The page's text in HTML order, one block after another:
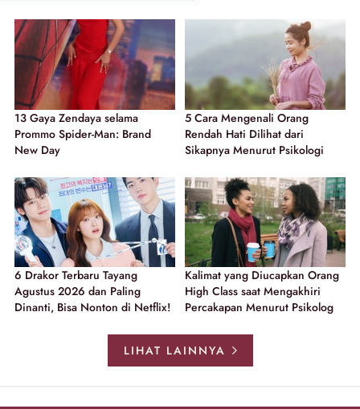
13 Gaya Zendaya selama
Prommo Spider-Man: Brand
New Day
5 Cara Mengenali Orang
Rendah Hati Dilihat dari
Sikapnya Menurut Psikologi
6 Drakor Terbaru Tayang
Agustus 2026 dan Paling
Dinanti, Bisa Nonton di Netflix!
Kalimat yang Diucapkan Orang
High Class saat Mengakhiri
Percakapan Menurut Psikolog
LIHAT LAINNYA